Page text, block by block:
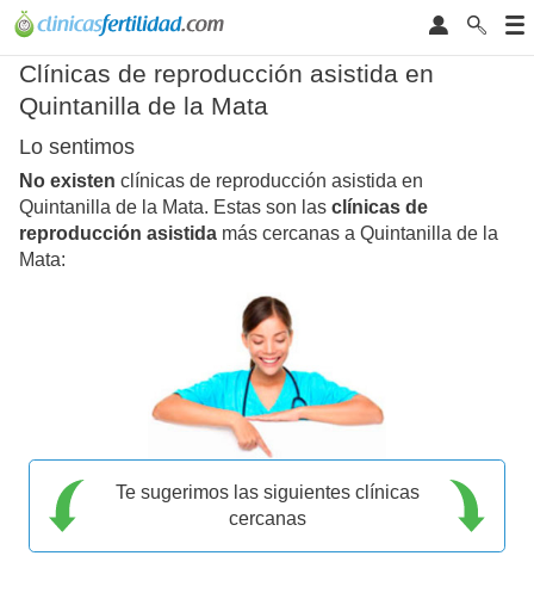
Clínicas de reproducción asistida en
Quintanilla de la Mata
Lo sentimos
No existen clínicas de reproducción asistida en
Quintanilla de la Mata. Estas son las clínicas de
reproducción asistida más cercanas a Quintanilla de la
Mata:
Te sugerimos las siguientes clínicas
cercanas